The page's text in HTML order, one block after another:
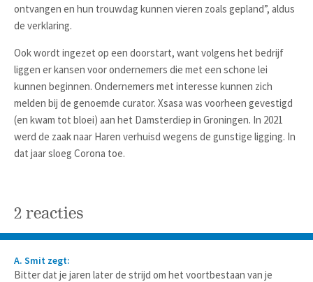
ontvangen en hun trouwdag kunnen vieren zoals gepland”, aldus
de verklaring.
Ook wordt ingezet op een doorstart, want volgens het bedrijf
liggen er kansen voor ondernemers die met een schone lei
kunnen beginnen. Ondernemers met interesse kunnen zich
melden bij de genoemde curator. Xsasa was voorheen gevestigd
(en kwam tot bloei) aan het Damsterdiep in Groningen. In 2021
werd de zaak naar Haren verhuisd wegens de gunstige ligging. In
dat jaar sloeg Corona toe.
2 reacties
A. Smit zegt:
Bitter dat je jaren later de strijd om het voortbestaan van je